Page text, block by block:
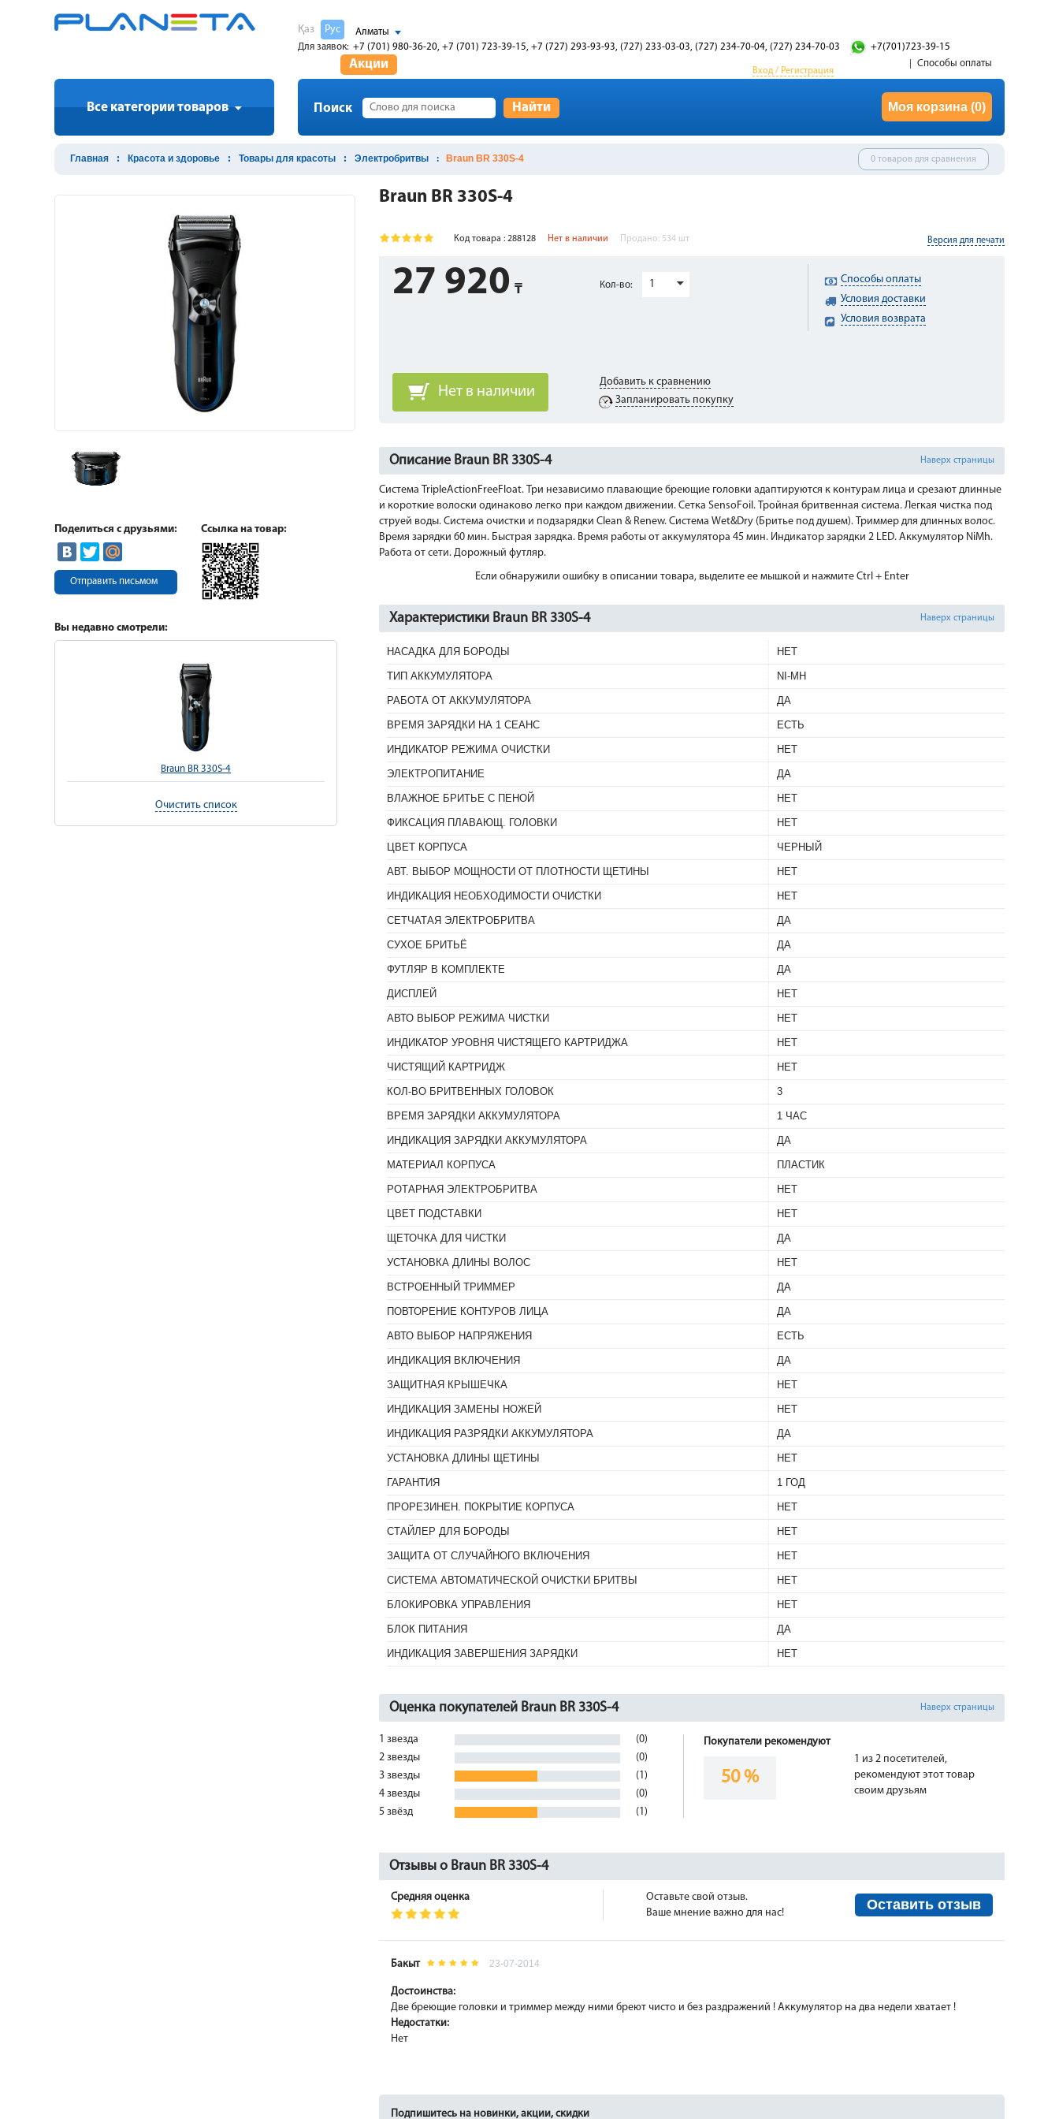
Қаз Рус
Алматы
Для заявок: +7 (701) 980-36-20, +7 (701) 723-39-15, +7 (727) 293-93-93, (727) 233-03-03, (727) 234-70-04, (727) 234-70-03 +7(701)723-39-15
Вход / Регистрация
Акции Способы оплаты
Все категории товаров Поиск Найти Моя корзина (0)
Главная Красота и здоровье Товары для красоты Электробритвы Braun BR 330S-4 0 товаров для сравнения
Поделиться с друзьями:
Отправить письмом
Ссылка на товар:
Вы недавно смотрели:
Braun BR 330S-4
Очистить список
Braun BR 330S-4
Код товара : 288128 Нет в наличии Продано: 534 шт Версия для печати
27 920
Нет в наличии
Кол-во: 1
Добавить к сравнению
Запланировать покупку
Способы оплаты
Условия доставки
Условия возврата
Описание Braun BR 330S-4 Наверх страницы
Система TripleActionFreeFloat. Три независимо плавающие бреющие головки адаптируются к контурам лица и срезают длинные
и короткие волоски одинаково легко при каждом движении. Сетка SensoFoil. Тройная бритвенная система. Легкая чистка под
струей воды. Система очистки и подзарядки Clean & Renew. Система Wet&Dry (Бритье под душем). Триммер для длинных волос.
Время зарядки 60 мин. Быстрая зарядка. Время работы от аккумулятора 45 мин. Индикатор зарядки 2 LED. Аккумулятор NiMh.
Работа от сети. Дорожный футляр.
Если обнаружили ошибку в описании товара, выделите ее мышкой и нажмите Ctrl + Enter
Характеристики Braun BR 330S-4 Наверх страницы
НАСАДКА ДЛЯ БОРОДЫ НЕТ
ТИП АККУМУЛЯТОРА NI-MH
РАБОТА ОТ АККУМУЛЯТОРА ДА
ВРЕМЯ ЗАРЯДКИ НА 1 СЕАНС ЕСТЬ
ИНДИКАТОР РЕЖИМА ОЧИСТКИ НЕТ
ЭЛЕКТРОПИТАНИЕ ДА
ВЛАЖНОЕ БРИТЬЕ С ПЕНОЙ НЕТ
ФИКСАЦИЯ ПЛАВАЮЩ. ГОЛОВКИ НЕТ
ЦВЕТ КОРПУСА ЧЕРНЫЙ
АВТ. ВЫБОР МОЩНОСТИ ОТ ПЛОТНОСТИ ЩЕТИНЫ НЕТ
ИНДИКАЦИЯ НЕОБХОДИМОСТИ ОЧИСТКИ НЕТ
СЕТЧАТАЯ ЭЛЕКТРОБРИТВА ДА
СУХОЕ БРИТЬЁ ДА
ФУТЛЯР В КОМПЛЕКТЕ ДА
ДИСПЛЕЙ НЕТ
АВТО ВЫБОР РЕЖИМА ЧИСТКИ НЕТ
ИНДИКАТОР УРОВНЯ ЧИСТЯЩЕГО КАРТРИДЖА НЕТ
ЧИСТЯЩИЙ КАРТРИДЖ НЕТ
КОЛ-ВО БРИТВЕННЫХ ГОЛОВОК 3
ВРЕМЯ ЗАРЯДКИ АККУМУЛЯТОРА 1 ЧАС
ИНДИКАЦИЯ ЗАРЯДКИ АККУМУЛЯТОРА ДА
МАТЕРИАЛ КОРПУСА ПЛАСТИК
РОТАРНАЯ ЭЛЕКТРОБРИТВА НЕТ
ЦВЕТ ПОДСТАВКИ НЕТ
ЩЕТОЧКА ДЛЯ ЧИСТКИ ДА
УСТАНОВКА ДЛИНЫ ВОЛОС НЕТ
ВСТРОЕННЫЙ ТРИММЕР ДА
ПОВТОРЕНИЕ КОНТУРОВ ЛИЦА ДА
АВТО ВЫБОР НАПРЯЖЕНИЯ ЕСТЬ
ИНДИКАЦИЯ ВКЛЮЧЕНИЯ ДА
ЗАЩИТНАЯ КРЫШЕЧКА НЕТ
ИНДИКАЦИЯ ЗАМЕНЫ НОЖЕЙ НЕТ
ИНДИКАЦИЯ РАЗРЯДКИ АККУМУЛЯТОРА ДА
УСТАНОВКА ДЛИНЫ ЩЕТИНЫ НЕТ
ГАРАНТИЯ 1 ГОД
ПРОРЕЗИНЕН. ПОКРЫТИЕ КОРПУСА НЕТ
СТАЙЛЕР ДЛЯ БОРОДЫ НЕТ
ЗАЩИТА ОТ СЛУЧАЙНОГО ВКЛЮЧЕНИЯ НЕТ
СИСТЕМА АВТОМАТИЧЕСКОЙ ОЧИСТКИ БРИТВЫ НЕТ
БЛОКИРОВКА УПРАВЛЕНИЯ НЕТ
БЛОК ПИТАНИЯ ДА
ИНДИКАЦИЯ ЗАВЕРШЕНИЯ ЗАРЯДКИ НЕТ
Оценка покупателей Braun BR 330S-4 Наверх страницы
1 звезда
(0)
2 звезды
(0)
3 звезды
(1)
4 звезды
(0)
5 звёзд
(1)
Покупатели рекомендуют
50 %
1 из 2 посетителей,
рекомендуют этот товар
своим друзьям
Отзывы о Braun BR 330S-4
Средняя оценка
Оставьте свой отзыв.
Ваше мнение важно для нас!
Оставить отзыв
Бакыт 23-07-2014
Достоинства:
Две бреющие головки и триммер между ними бреют чисто и без раздражений ! Аккумулятор на два недели хватает !
Недостатки:
Нет
Подпишитесь на новинки, акции, скидки